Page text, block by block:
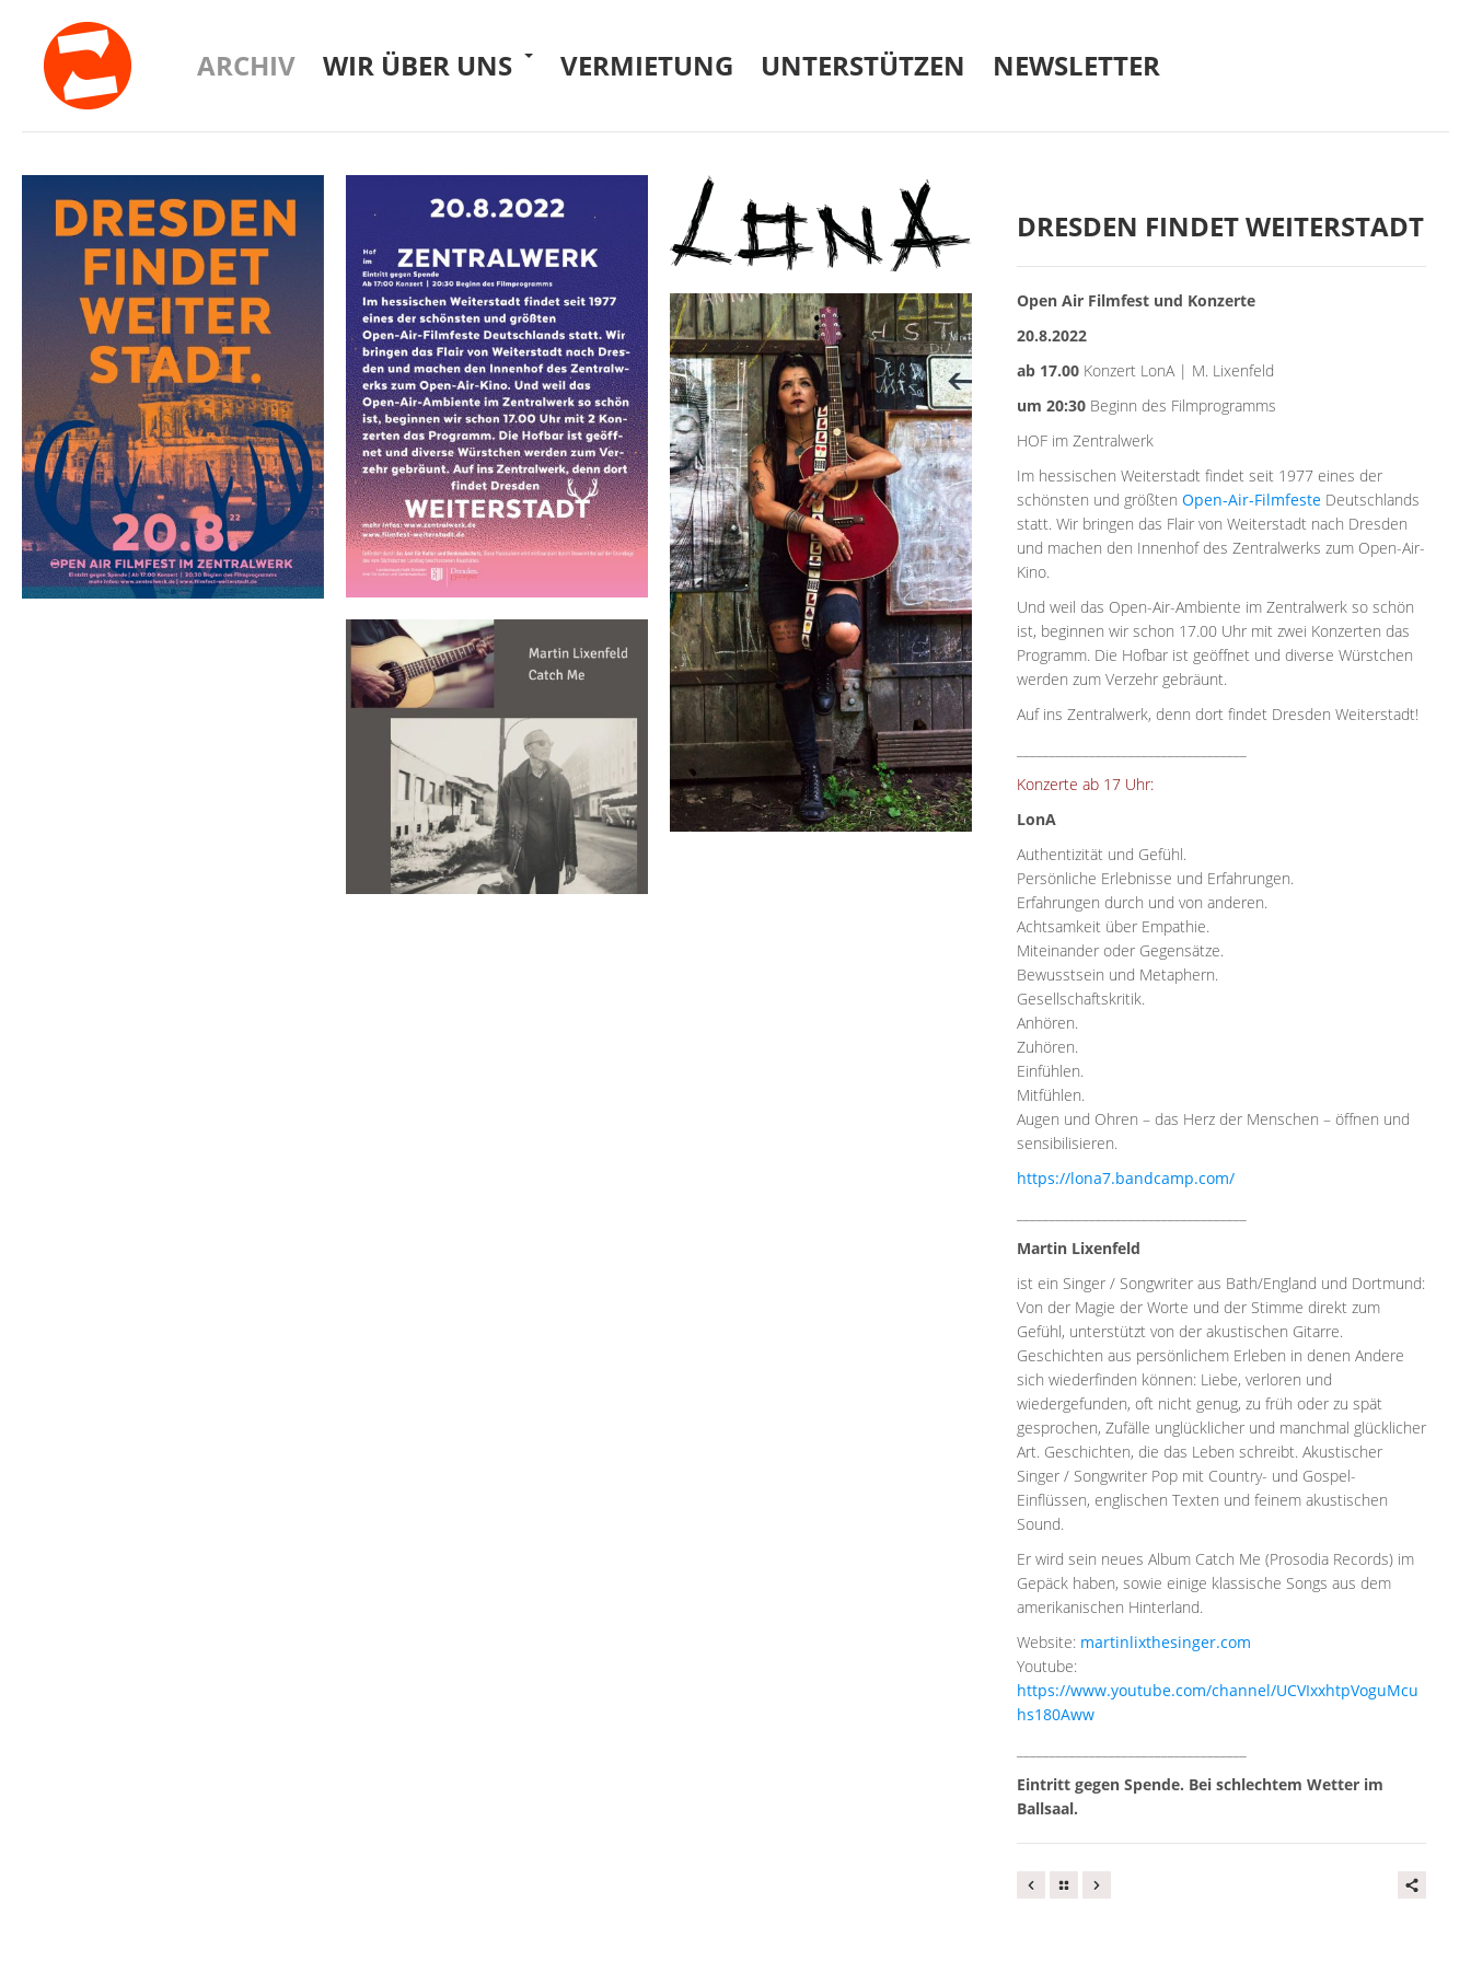
ARCHIV WIR ÜBER UNS VERMIETUNG UNTERSTÜTZEN NEWSLETTER
DRESDEN FINDET WEITERSTADT
Open Air Filmfest und Konzerte
20.8.2022
ab 17.00 Konzert LonA | M. Lixenfeld
um 20:30 Beginn des Filmprogramms
HOF im Zentralwerk
Im hessischen Weiterstadt findet seit 1977 eines der
schönsten und größtenOpen-Air-Filmfeste Deutschlands
statt. Wir bringen das Flair von Weiterstadt nach Dresden
und machen den Innenhof des Zentralwerks zum Open-Air-
Kino.
Und weil das Open-Air-Ambiente im Zentralwerk so schön
ist, beginnen wir schon 17.00 Uhr mit zwei Konzerten das
Programm. Die Hofbar ist geöffnet und diverse Würstchen
werden zum Verzehr gebräunt.
Auf ins Zentralwerk, denn dort findet Dresden Weiterstadt!
Konzerte ab 17 Uhr:
LonA
Authentizität und Gefühl.
Persönliche Erlebnisse und Erfahrungen.
Erfahrungen durch und von anderen.
Achtsamkeit über Empathie.
Miteinander oder Gegensätze.
Bewusstsein und Metaphern.
Gesellschaftskritik.
Anhören.
Zuhören.
Einfühlen.
Mitfühlen.
Augen und Ohren – das Herz der Menschen – öffnen und
sensibilisieren.
https://lona7.bandcamp.com/
Martin Lixenfeld
ist ein Singer / Songwriter aus Bath/England und Dortmund:
Von der Magie der Worte und der Stimme direkt zum
Gefühl, unterstützt von der akustischen Gitarre.
Geschichten aus persönlichem Erleben in denen Andere
sich wiederfinden können: Liebe, verloren und
wiedergefunden, oft nicht genug, zu früh oder zu spät
gesprochen, Zufälle unglücklicher und manchmal glücklicher
Art. Geschichten, die das Leben schreibt. Akustischer
Singer / Songwriter Pop mit Country- und Gospel-
Einflüssen, englischen Texten und feinem akustischen
Sound.
Er wird sein neues Album Catch Me (Prosodia Records) im
Gepäck haben, sowie einige klassische Songs aus dem
amerikanischen Hinterland.
Website: martinlixthesinger.com
Youtube:
https://www.youtube.com/channel/UCVIxxhtpVoguMcu
hs180Aww
Eintritt gegen Spende. Bei schlechtem Wetter im
Ballsaal.